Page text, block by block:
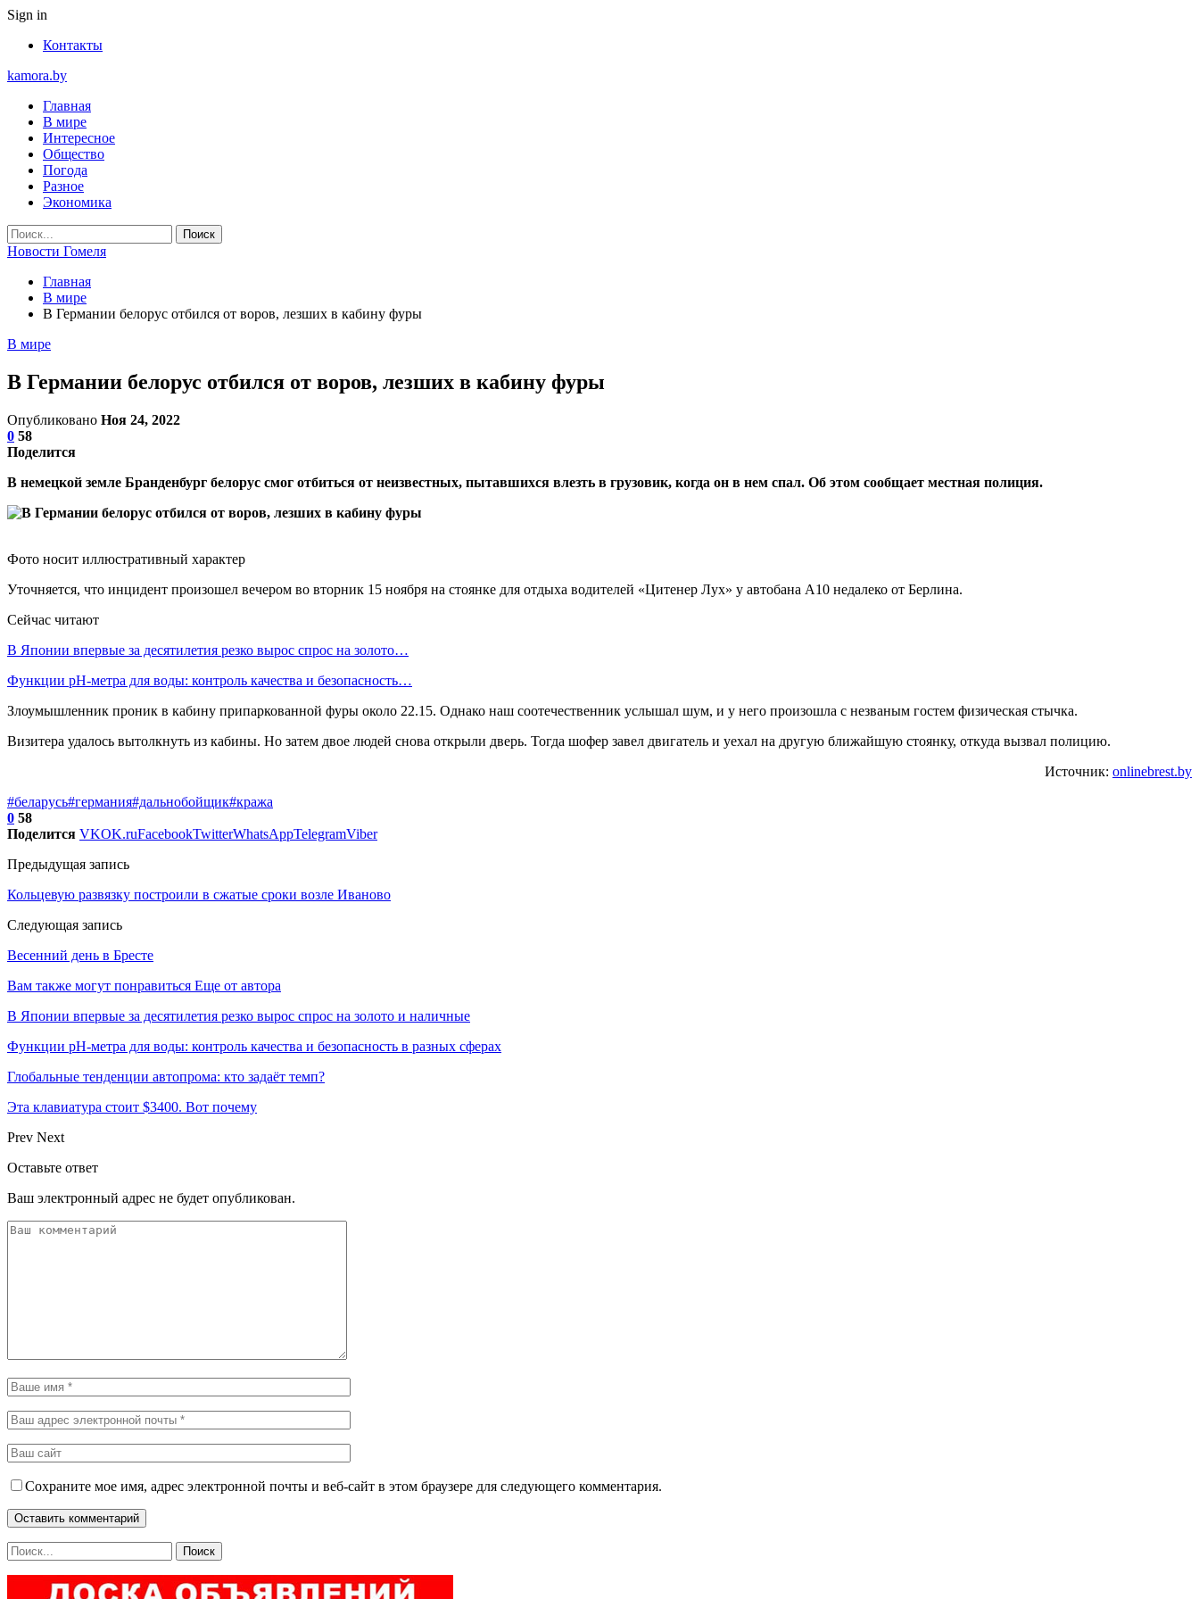
Sign in
Контакты
kamora.by
Главная
В мире
Интересное
Общество
Погода
Разное
Экономика
Новости Гомеля
Главная
В мире
В Германии белорус отбился от воров, лезших в кабину фуры
В мире
В Германии белорус отбился от воров, лезших в кабину фуры
Опубликовано Ноя 24, 2022
0 58
Поделится
В немецкой земле Бранденбург белорус смог отбиться от неизвестных, пытавшихся влезть в грузовик, когда он в нем спал. Об этом сообщает местная полиция.
Фото носит иллюстративный характер
Уточняется, что инцидент произошел вечером во вторник 15 ноября на стоянке для отдыха водителей «Цитенер Лух» у автобана А10 недалеко от Берлина.
Сейчас читают
В Японии впервые за десятилетия резко вырос спрос на золото…
Функции pH-метра для воды: контроль качества и безопасность…
Злоумышленник проник в кабину припаркованной фуры около 22.15. Однако наш соотечественник услышал шум, и у него произошла с незваным гостем физическая стычка.
Визитера удалось вытолкнуть из кабины. Но затем двое людей снова открыли дверь. Тогда шофер завел двигатель и уехал на другую ближайшую стоянку, откуда вызвал полицию.
Источник: onlinebrest.by
#беларусь#германия#дальнобойщик#кража
0 58
Поделится VKOK.ruFacebookTwitterWhatsAppTelegramViber
Предыдущая запись
Кольцевую развязку построили в сжатые сроки возле Иваново
Следующая запись
Весенний день в Бресте
Вам также могут понравиться Еще от автора
В Японии впервые за десятилетия резко вырос спрос на золото и наличные
Функции pH-метра для воды: контроль качества и безопасность в разных сферах
Глобальные тенденции автопрома: кто задаёт темп?
Эта клавиатура стоит $3400. Вот почему
Prev Next
Оставьте ответ
Ваш электронный адрес не будет опубликован.
Сохраните мое имя, адрес электронной почты и веб-сайт в этом браузере для следующего комментария.